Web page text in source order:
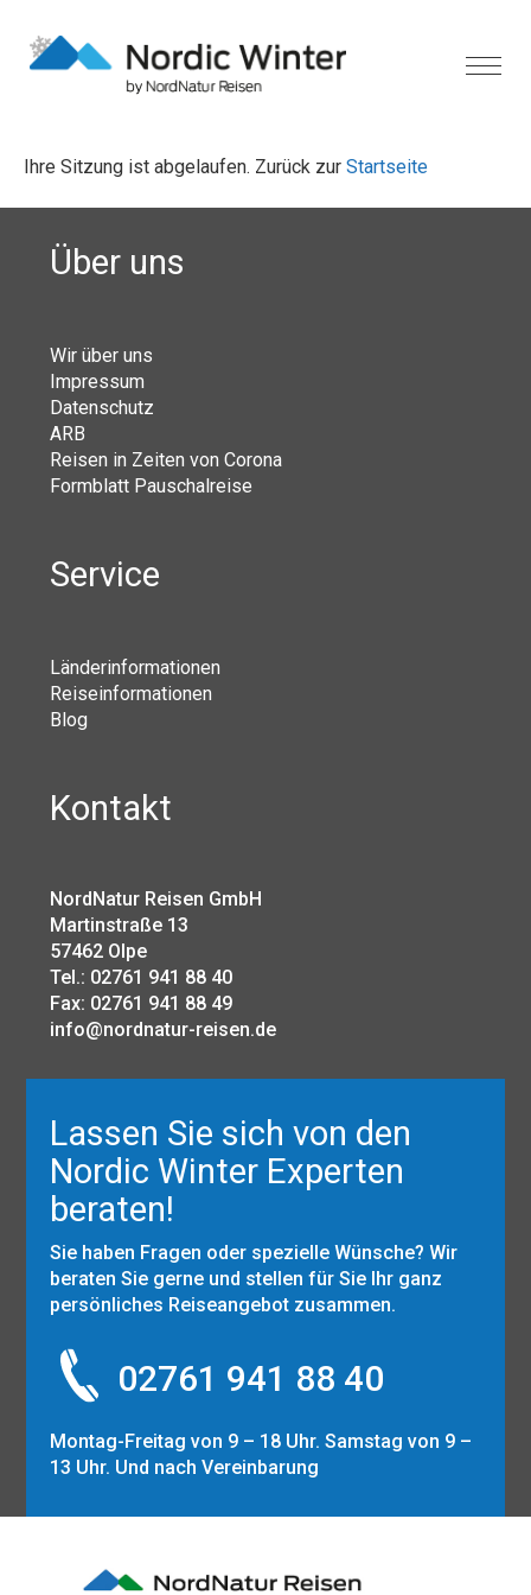
Ihre Sitzung ist abgelaufen. Zurück zur Startseite
Über uns
Wir über uns
Impressum
Datenschutz
ARB
Reisen in Zeiten von Corona
Formblatt Pauschalreise
Service
Länderinformationen
Reiseinformationen
Blog
Kontakt
NordNatur Reisen GmbH
Martinstraße 13
57462 Olpe
Tel.: 02761 941 88 40
Fax: 02761 941 88 49
info@nordnatur-reisen.de
Lassen Sie sich von den
Nordic Winter Experten
beraten!
Sie haben Fragen oder spezielle Wünsche? Wir
beraten Sie gerne und stellen für Sie Ihr ganz
persönliches Reiseangebot zusammen.
02761 941 88 40
Montag-Freitag von 9 – 18 Uhr. Samstag von 9 –
13 Uhr. Und nach Vereinbarung